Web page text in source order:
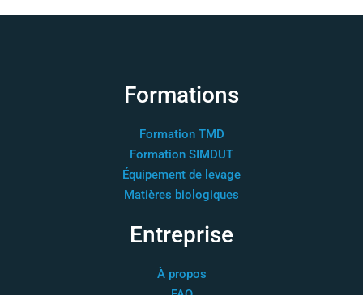
Formations
Formation TMD
Formation SIMDUT
Équipement de levage
Matières biologiques
Entreprise
À propos